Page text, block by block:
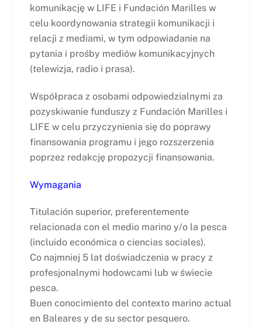
komunikację w LIFE i Fundación Marilles w
celu koordynowania strategii komunikacji i
relacji z mediami, w tym odpowiadanie na
pytania i prośby mediów komunikacyjnych
(telewizja, radio i prasa).
Współpraca z osobami odpowiedzialnymi za
pozyskiwanie funduszy z Fundación Marilles i
LIFE w celu przyczynienia się do poprawy
finansowania programu i jego rozszerzenia
poprzez redakcję propozycji finansowania.
Wymagania
Titulación superior, preferentemente
relacionada con el medio marino y/o la pesca
(incluido económica o ciencias sociales).
Co najmniej 5 lat doświadczenia w pracy z
profesjonalnymi hodowcami lub w świecie
pesca.
Buen conocimiento del contexto marino actual
en Baleares y de su sector pesquero.